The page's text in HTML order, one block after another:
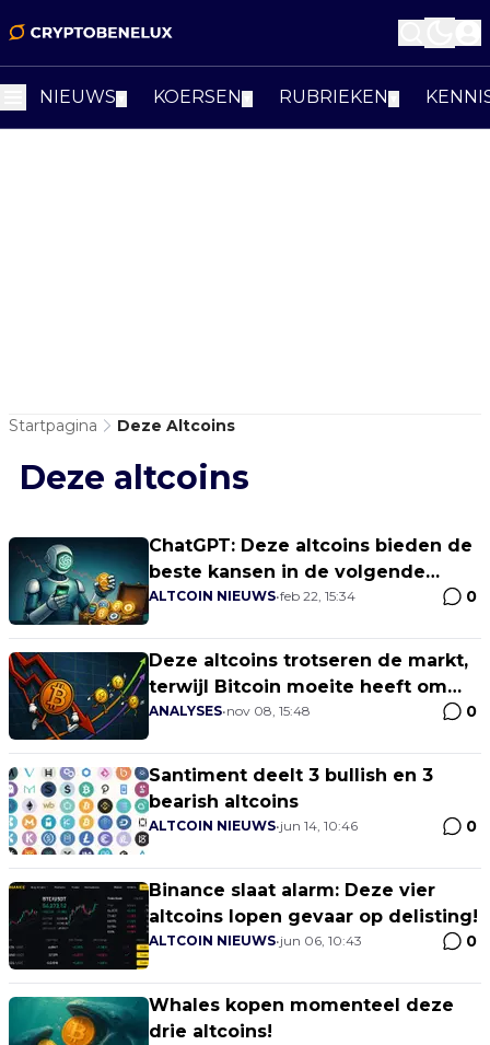
NIEUWS KOERSEN RUBRIEKEN
Startpagina Deze Altcoins
Deze altcoins
ChatGPT: Deze altcoins bieden de
beste kansen in de volgende
bullmarkt!
ALTCOIN NIEUWS•feb 22, 15:34 0
Deze altcoins trotseren de markt,
terwijl Bitcoin moeite heeft om
boven $100.000 te blijven
ANALYSES•nov 08, 15:48 0
Santiment deelt 3 bullish en 3
bearish altcoins
ALTCOIN NIEUWS•jun 14, 10:46 0
Binance slaat alarm: Deze vier
altcoins lopen gevaar op delisting!
ALTCOIN NIEUWS•jun 06, 10:43 0
Whales kopen momenteel deze
drie altcoins!